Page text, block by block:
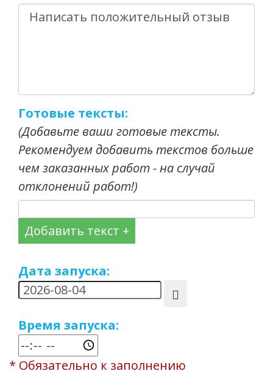
Готовые тексты:
(Добавьте ваши готовые тексты.
Рекомендуем добавить текстов больше
чем заказанных работ - на случай
отклонений работ!)
Добавить текст +
Дата запуска:
Время запуска:
* Обязательно к заполнению